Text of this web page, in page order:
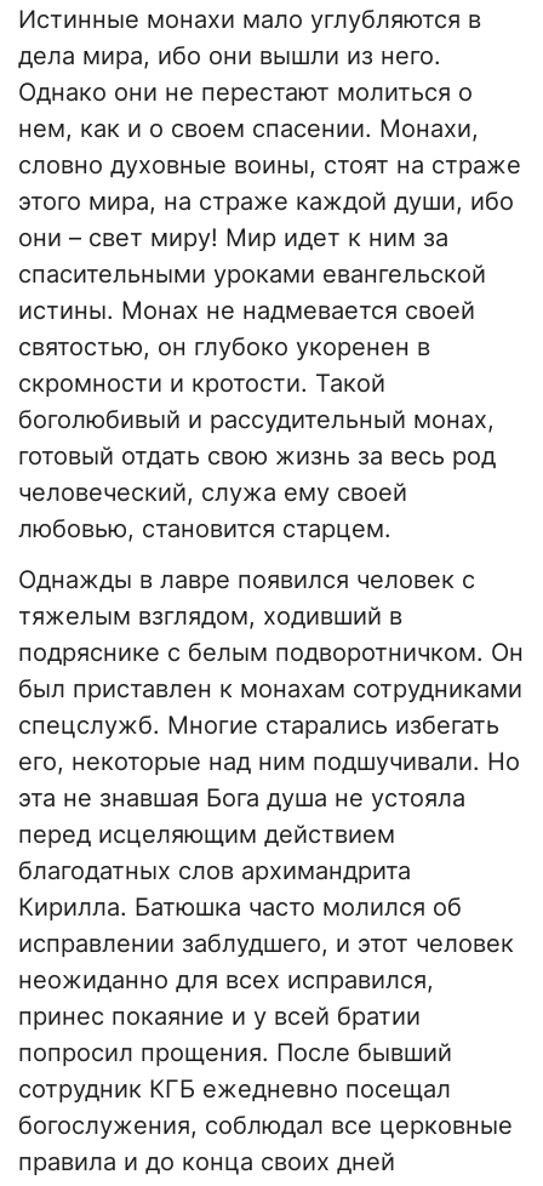
Истинные монахи мало углубляются в
дела мира, ибо они вышли из него.
Однако они не перестают молиться о
нем, как и о своем спасении. Монахи,
словно духовные воины, стоят на страже
этого мира, на страже каждой души, ибо
они – свет миру! Мир идет к ним за
спасительными уроками евангельской
истины. Монах не надмевается своей
святостью, он глубоко укоренен в
скромности и кротости. Такой
боголюбивый и рассудительный монах,
готовый отдать свою жизнь за весь род
человеческий, служа ему своей
любовью, становится старцем.
Однажды в лавре появился человек с
тяжелым взглядом, ходивший в
подряснике с белым подворотничком. Он
был приставлен к монахам сотрудниками
спецслужб. Многие старались избегать
его, некоторые над ним подшучивали. Но
эта не знавшая Бога душа не устояла
перед исцеляющим действием
благодатных слов архимандрита
Кирилла. Батюшка часто молился об
исправлении заблудшего, и этот человек
неожиданно для всех исправился,
принес покаяние и у всей братии
попросил прощения. После бывший
сотрудник КГБ ежедневно посещал
богослужения, соблюдал все церковные
правила и до конца своих дней